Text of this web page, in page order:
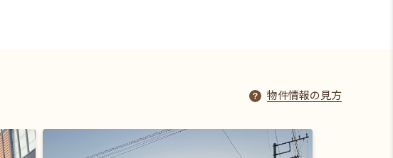
物件情報の見方